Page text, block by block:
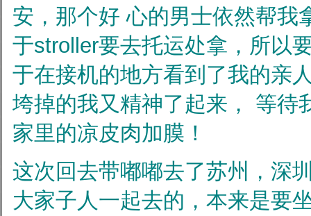
安，那个好心的男士依然帮我
于stroller要去托运处拿，所以
于在接机的地方看到了我的亲
垮掉的我又精神了起来， 等待
家里的凉皮肉加膜！
这次回去带嘟嘟去了苏州，深
大家子人一起去的，本来是要